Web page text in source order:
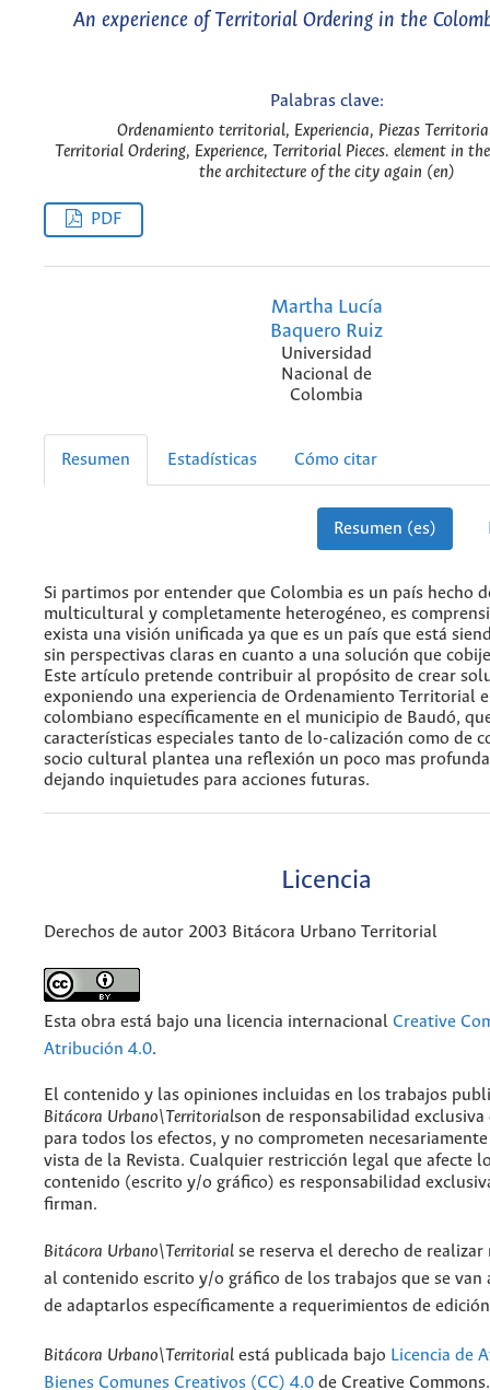
An experience of Territorial Ordering in the
Palabras clave:
Ordenamiento territorial, Experiencia, Piezas
Territorial Ordering, Experience, Territorial Pieces. element in
the architecture of the city again (en)
PDF
Martha Lucía
Baquero Ruiz
Universidad
Nacional de
Colombia
Resumen Estadísticas Cómo citar
Resumen (es)
Si partimos por entender que Colombia es un país hecho
multicultural y completamente heterogéneo, es
exista una visión unificada ya que es un país que está
sin perspectivas claras en cuanto a una solución que
Este artículo pretende contribuir al propósito de crear
exponiendo una experiencia de Ordenamiento Territorial
colombiano específicamente en el municipio de Baudó,
características especiales tanto de lo-calización como de
socio cultural plantea una reflexión un poco mas
dejando inquietudes para acciones futuras.
Licencia
Derechos de autor 2003 Bitácora Urbano Territorial
Esta obra está bajo una licencia internacional Creative
Atribución 4.0.
El contenido y las opiniones incluidas en los trabajos
Bitácora Urbano\Territorialson de responsabilidad exclusiva
para todos los efectos, y no comprometen
vista de la Revista. Cualquier restricción legal que afecte
contenido (escrito y/o gráfico) es responsabilidad
firman.
Bitácora Urbano\Territorial se reserva el derecho de realizar
al contenido escrito y/o gráfico de los trabajos que se van
de adaptarlos específicamente a requerimientos de
Bitácora Urbano\Territorial está publicada bajo Licencia de
Bienes Comunes Creativos (CC) 4.0 de Creative